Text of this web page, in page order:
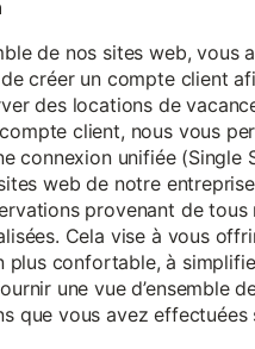
de nos sites web, vous
créer un compte client
des locations de
client, nous vous
connexion unifiée (Single
web de notre
provenant de tous
Cela vise à vous
plus confortable, à
une vue d’ensemble
que vous avez effectuées